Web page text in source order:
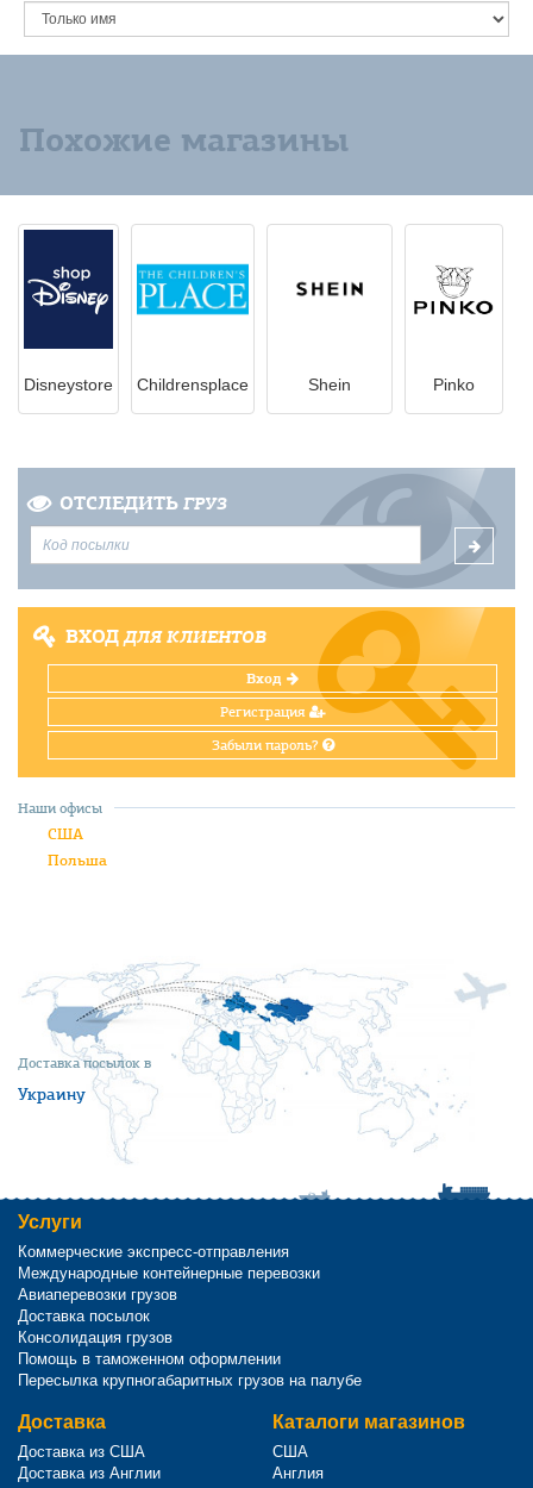
Похожие магазины
Disneystore Childrensplace Shein Pinko
ОТСЛЕДИТЬ ГРУЗ
ВХОДДЛЯ КЛИЕНТОВ
Вход
Регистрация
Забыли пароль?
Доставка посылок в
Украину
Наши офисы
США
Польша
Услуги
Коммерческие экспресс-отправления
Международные контейнерные перевозки
Авиаперевозки грузов
Доставка посылок
Консолидация грузов
Помощь в таможенном оформлении
Пересылка крупногабаритных грузов на палубе
Доставка
Доставка из США
Доставка из Англии
Каталоги магазинов
США
Англия